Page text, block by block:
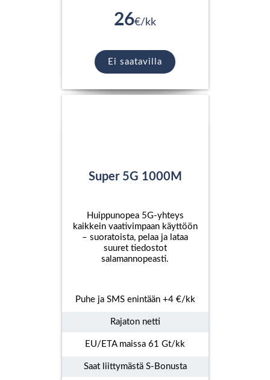
26€/kk
Ei saatavilla
Super 5G 1000M
Huippunopea 5G-yhteys
kaikkein vaativimpaan käyttöön
– suoratoista, pelaa ja lataa
suuret tiedostot
salamannopeasti.
Puhe ja SMS enintään +4 €/kk
Rajaton netti
EU/ETA maissa 61 Gt/kk
Saat liittymästä S-Bonusta